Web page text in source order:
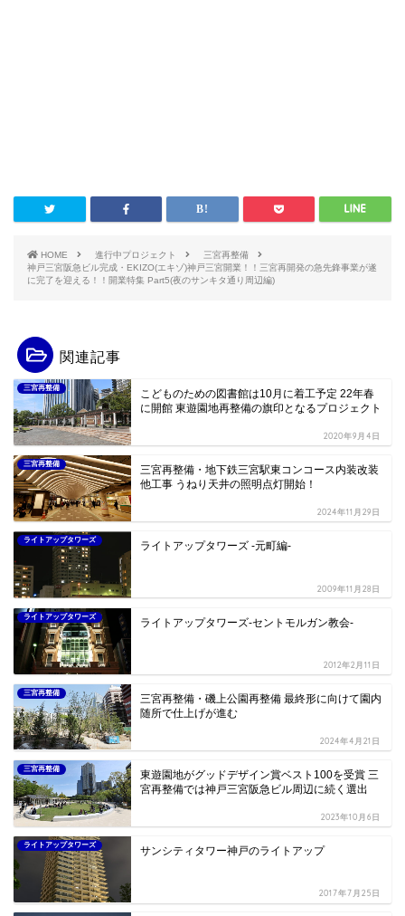
HOME 進行中プロジェクト
三宮再整備
神戸三宮阪急ビル完成・EKIZO(エキゾ)神戸三宮開業！！三宮再開発の急先鋒事業が遂
に完了を迎える！！開業特集 Part5(夜のサンキタ通り周辺編)
関連記事
三宮再整備
こどものための図書館は10月に着工予定 22年春
に開館 東遊園地再整備の旗印となるプロジェクト
2020年9月4日
三宮再整備
三宮再整備・地下鉄三宮駅東コンコース内装改装
他工事 うねり天井の照明点灯開始！
2024年11月29日
ライトアップタワーズ ライトアップタワーズ -元町編-
2009年11月28日
ライトアップタワーズ ライトアップタワーズ-セントモルガン教会-
2012年2月11日
三宮再整備
三宮再整備・磯上公園再整備 最終形に向けて園内
随所で仕上げが進む
2024年4月21日
三宮再整備
東遊園地がグッドデザイン賞ベスト100を受賞 三
宮再整備では神戸三宮阪急ビル周辺に続く選出
2023年10月6日
ライトアップタワーズ サンシティタワー神戸のライトアップ
2017年7月25日